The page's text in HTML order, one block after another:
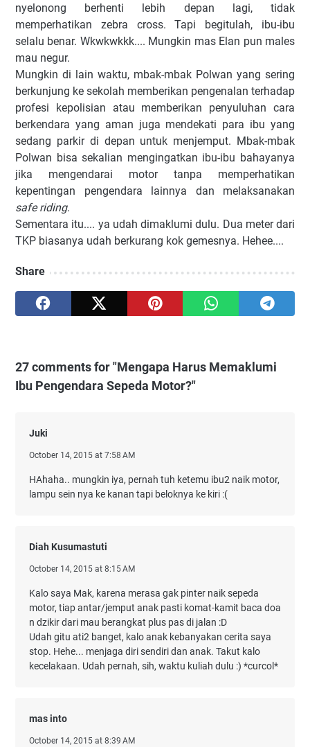
nyelonong berhenti lebih depan lagi, tidak
memperhatikan zebra cross. Tapi begitulah, ibu-ibu
selalu benar. Wkwkwkkk.... Mungkin mas Elan pun males
mau negur.
Mungkin di lain waktu, mbak-mbak Polwan yang sering
berkunjung ke sekolah memberikan pengenalan terhadap
profesi kepolisian atau memberikan penyuluhan cara
berkendara yang aman juga mendekati para ibu yang
sedang parkir di depan untuk menjemput. Mbak-mbak
Polwan bisa sekalian mengingatkan ibu-ibu bahayanya
jika mengendarai motor tanpa memperhatikan
kepentingan pengendara lainnya dan melaksanakan
safe riding.
Sementara itu.... ya udah dimaklumi dulu. Dua meter dari
TKP biasanya udah berkurang kok gemesnya. Hehee....
Share
27 comments for "Mengapa Harus Memaklumi
Ibu Pengendara Sepeda Motor?"
Juki
October 14, 2015 at 7:58 AM
HAhaha.. mungkin iya, pernah tuh ketemu ibu2 naik motor,
lampu sein nya ke kanan tapi beloknya ke kiri :(
Diah Kusumastuti
October 14, 2015 at 8:15 AM
Kalo saya Mak, karena merasa gak pinter naik sepeda
motor, tiap antar/jemput anak pasti komat-kamit baca doa
n dzikir dari mau berangkat plus pas di jalan :D
Udah gitu ati2 banget, kalo anak kebanyakan cerita saya
stop. Hehe... menjaga diri sendiri dan anak. Takut kalo
kecelakaan. Udah pernah, sih, waktu kuliah dulu :) *curcol*
mas into
October 14, 2015 at 8:39 AM